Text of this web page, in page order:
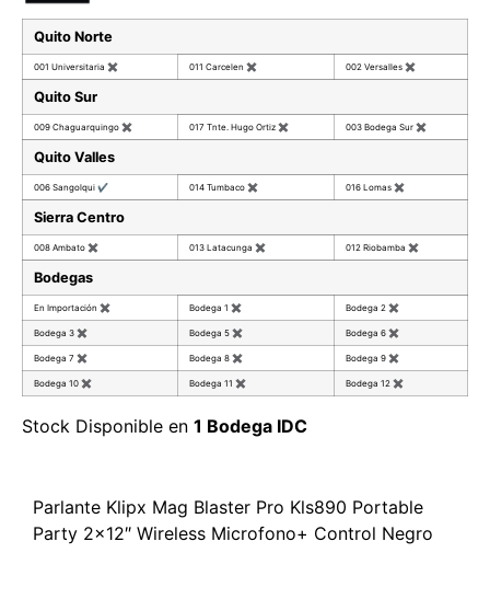
Quito Norte
001 Universitaria ✖ 011 Carcelen ✖ 002 Versalles ✖
Quito Sur
009 Chaguarquingo ✖ 017 Tnte. Hugo Ortiz ✖ 003 Bodega Sur ✖
Quito Valles
006 Sangolqui ✔ 014 Tumbaco ✖ 016 Lomas ✖
Sierra Centro
008 Ambato ✖ 013 Latacunga ✖ 012 Riobamba ✖
Bodegas
En Importación ✖ Bodega 1 ✖ Bodega 2 ✖
Bodega 3 ✖ Bodega 5 ✖ Bodega 6 ✖
Bodega 7 ✖ Bodega 8 ✖ Bodega 9 ✖
Bodega 10 ✖ Bodega 11 ✖ Bodega 12 ✖
Stock Disponible en 1 Bodega IDC
Parlante Klipx Mag Blaster Pro Kls890 Portable
Party 2×12″ Wireless Microfono+ Control Negro